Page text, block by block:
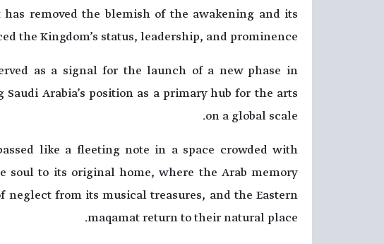
removed the blemish of the awakening and its
the Kingdom’s status, leadership, and prominence.
as a signal for the launch of a new phase in
Arabia’s position as a primary hub for the arts
on a global scale.
like a fleeting note in a space crowded with
soul to its original home, where the Arab memory
neglect from its musical treasures, and the Eastern
maqamat return to their natural place.